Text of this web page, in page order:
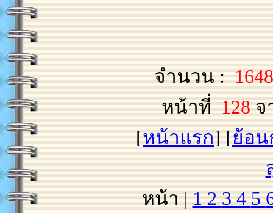
จำนวน :
หน้าที่ 128 จ
[หน้าแรก] [ย้อ
หน้า | 1 2 3 4 5